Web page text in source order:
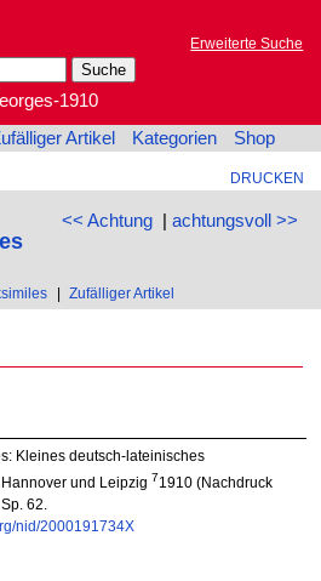
Erweiterte Suche
1910
Artikel Kategorien Shop
DRUCKEN
<< Achtung| achtungsvoll >>
Zufälliger Artikel
Kleines deutsch-lateinisches
und Leipzig 71910 (Nachdruck
62.
nid/2000191734X